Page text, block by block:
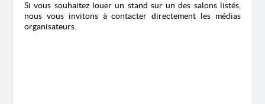
Si vous souhaitez louer un stand sur un des salons listés,
nous vous invitons à contacter directement les médias
organisateurs.